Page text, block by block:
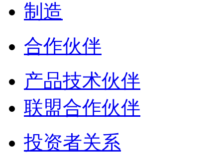
制造
合作伙伴
产品技术伙伴
联盟合作伙伴
投资者关系